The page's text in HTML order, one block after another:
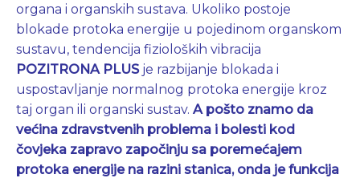
organa i organskih sustava. Ukoliko postoje
blokade protoka energije u pojedinom organskom
sustavu, tendencija fizioloških vibracija
POZITRONA PLUSje razbijanje blokada i
uspostavljanje normalnog protoka energije kroz
taj organ ili organski sustav. A pošto znamo da
većina zdravstvenih problema i bolesti kod
čovjeka zapravo započinju sa poremećajem
protoka energije na razini stanica, onda je funkcija